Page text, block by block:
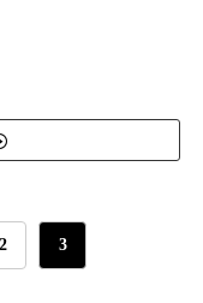
2 3